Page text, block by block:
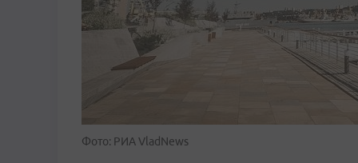
Фото: РИА VladNews